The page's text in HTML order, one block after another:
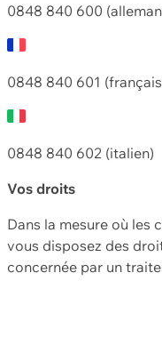
0848 840 600
0848 840 601
0848 840 602 (italien)
Vos droits
Dans la mesure où les
vous disposez des
concernée par un